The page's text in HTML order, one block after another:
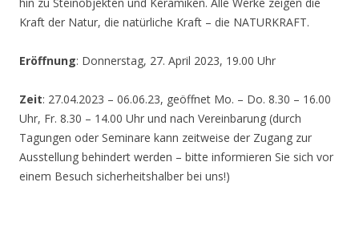
Kraft der Natur, die natürliche Kraft – die NATURKRAFT.
Eröffnung: Donnerstag, 27. April 2023, 19.00 Uhr
Zeit: 27.04.2023 – 06.06.23, geöffnet Mo. – Do. 8.30 – 16.00
Uhr, Fr. 8.30 – 14.00 Uhr und nach Vereinbarung (durch
Tagungen oder Seminare kann zeitweise der Zugang zur
Ausstellung behindert werden – bitte informieren Sie sich vor
einem Besuch sicherheitshalber bei uns!)